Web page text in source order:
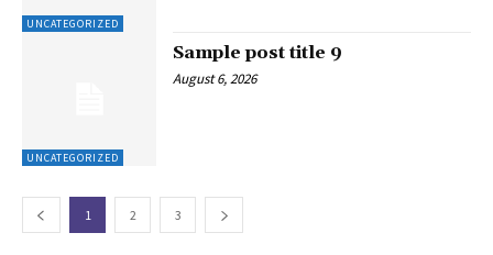
UNCATEGORIZED
UNCATEGORIZED
Sample post title 9
August 6, 2026
1 2 3